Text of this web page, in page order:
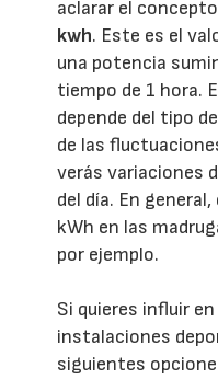
aclarar el
kwh. Este es el
una potencia
tiempo de 1 hora.
depende del tipo
de las
verás variaciones
del día. En
kWh en las
por ejemplo.
Si quieres influir en
instalaciones
siguientes